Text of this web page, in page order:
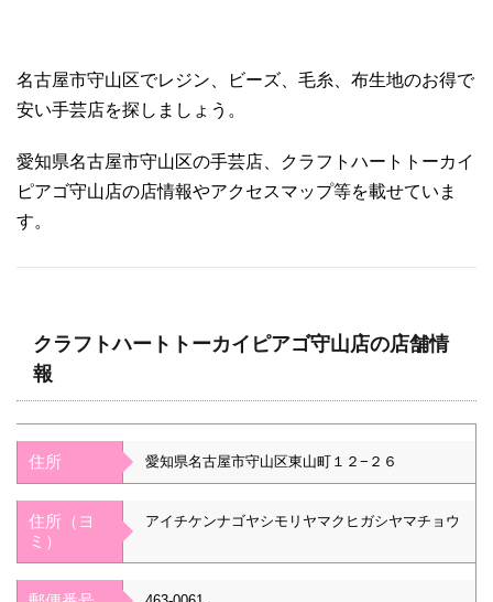
名古屋市守山区でレジン、ビーズ、毛糸、布生地のお得で
安い手芸店を探しましょう。
愛知県名古屋市守山区の手芸店、クラフトハートトーカイ
ピアゴ守山店の店情報やアクセスマップ等を載せていま
す。
クラフトハートトーカイピアゴ守山店の店舗情
報
住所 愛知県名古屋市守山区東山町１２−２６
住所（ヨ
ミ）
アイチケンナゴヤシモリヤマクヒガシヤマチョウ